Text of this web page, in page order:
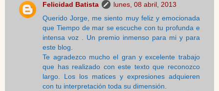
Felicidad Batista
lunes, 08 abril, 2013
Querido Jorge, me siento muy feliz y emocionada
que Tiempo de mar se escuche con tu profunda e
intensa voz . Un premio inmenso para mi y para
este blog.
Te agradezco mucho el gran y excelente trabajo
que has realizado con este texto que reconozco
largo. Los los matices y expresiones adquieren
con tu interpretación toda su dimensión.